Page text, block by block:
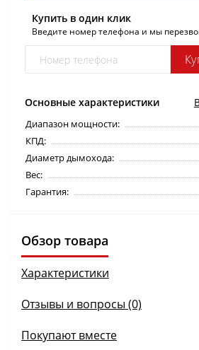
Основные характеристики
Диапазон мощности:
КПД:
Диаметр дымохода:
Вес:
Гарантия:
Купить в один клик
Введите номер телефона и мы
Обзор товара
Характеристики
Отзывы и вопросы (0)
Покупают вместе